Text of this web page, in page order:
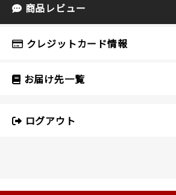
商品レビュー
クレジットカード情報
お届け先一覧
ログアウト